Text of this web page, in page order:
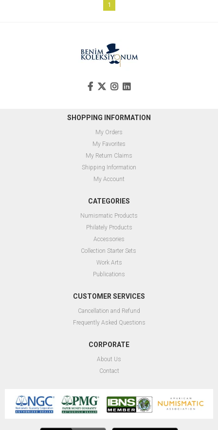
1
SHOPPING INFORMATION
My Orders
My Favorites
My Return Claims
Shipping Information
My Account
CATEGORIES
Numismatic Products
Philately Products
Accessories
Collection Starter Sets
Work Arts
Publications
CUSTOMER SERVICES
Cancellation and Refund
Frequently Asked Questions
CORPORATE
About Us
Contact